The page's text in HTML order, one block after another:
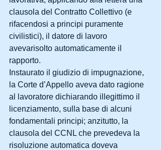
clausola del Contratto Collettivo (e
rifacendosi a principi puramente
civilistici), il datore di lavoro
avevarisolto automaticamente il
rapporto.
Instaurato il giudizio di impugnazione,
la Corte d’Appello aveva dato ragione
al lavoratore dichiarando illegittimo il
licenziamento, sulla base di alcuni
fondamentali principi; anzitutto, la
clausola del CCNL che prevedeva la
risoluzione automatica doveva